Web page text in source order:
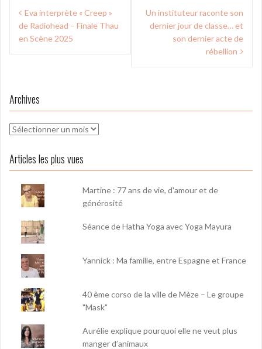
Navigation
de
l’article
Eva interprète « Creep »
de Radiohead – Finale Thau
en Scène 2025
Un instituteur raconte son
dernier jour de classe… et
son dernier acte de
rébellion
Archives
Archives
Articles les plus vues
Martine : 77 ans de vie, d'amour et de
générosité
Séance de Hatha Yoga avec Yoga Mayura
Yannick : Ma famille, entre Espagne et France
40 ème corso de la ville de Mèze – Le groupe
"Mask"
Aurélie explique pourquoi elle ne veut plus
manger d’animaux